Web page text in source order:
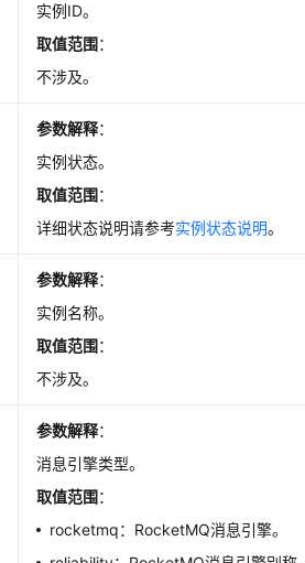
实例ID。
取值范围：
不涉及。
参数解释：
实例状态。
取值范围：
详细状态说明请参考实例状态说明。
参数解释：
实例名称。
取值范围：
不涉及。
参数解释：
消息引擎类型。
取值范围：
rocketmq：RocketMQ消息引擎。